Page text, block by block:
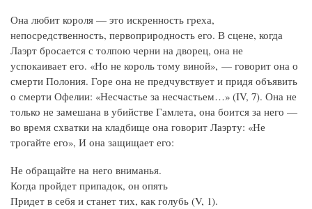
Она любит короля — это искренность греха,
непосредственность, первоприродность его. В сцене, когда
Лаэрт бросается с толпою черни на дворец, она не
успокаивает его. «Но не король тому виной», — говорит она о
смерти Полония. Горе она не предчувствует и придя объявить
о смерти Офелии: «Несчастье за несчастьем…» (IV, 7). Она не
только не замешана в убийстве Гамлета, она боится за него —
во время схватки на кладбище она говорит Лаэрту: «Не
трогайте его», И она защищает его:
Не обращайте на него вниманья.
Когда пройдет припадок, он опять
Придет в себя и станет тих, как голубь (V, 1).